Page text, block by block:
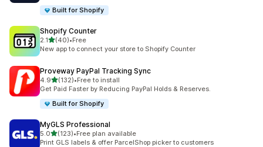
Built for Shopify
Shopify Counter
2.1滿分 5 顆星
(40)
共有 40 則評價
•Free
New app to connect your store to Shopify Counter
Proveway PayPal Tracking Sync
4.9滿分 5 顆星
(132)
共有 132 則評價
•Free to install
Get Paid Faster by Reducing PayPal Holds & Reserves.
Built for Shopify
MyGLS Professional
5.0滿分 5 顆星
(123)
共有 123 則評價
•Free plan available
Print GLS labels & offer ParcelShop picker to customers